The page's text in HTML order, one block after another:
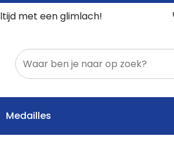
met een glimlach!
Medailles